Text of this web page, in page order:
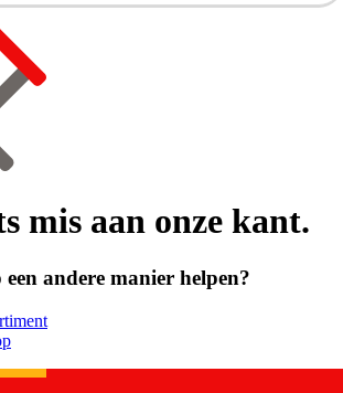
mis aan onze kant.
andere manier helpen?